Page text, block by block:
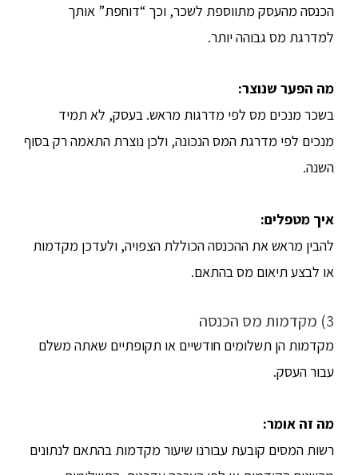
הכנסה מהעסק מתווספת לשכר, וכך “דוחפת” אותך
למדרגת מס גבוהה יותר.
מה הפער שנוצר:
בשכר מנכים מס לפי מדרגות מראש. בעסק, לא תמיד
מנכים לפי מדרגת המס הנכונה, ולכן נוצרת התאמה רק בסוף
השנה.
איך מטפלים:
להבין מראש את ההכנסה הכוללת הצפויה, ולעדכן מקדמות
או לבצע תיאום מס בהתאם.
3) מקדמות מס הכנסה
מקדמות הן תשלומים חודשיים או תקופתיים שאתה משלם
עבור העסק.
מה זה אומר:
רשות המסים קובעת עבורנו שיעור מקדמות בהתאם לנתונים